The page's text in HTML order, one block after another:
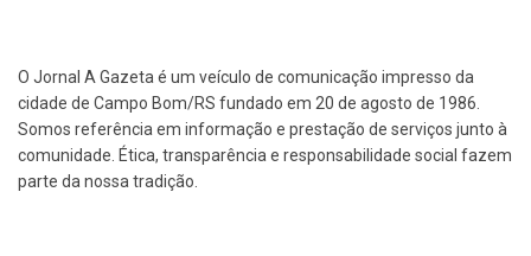
O Jornal A Gazeta é um veículo de comunicação impresso da
cidade de Campo Bom/RS fundado em 20 de agosto de 1986.
Somos referência em informação e prestação de serviços junto à
comunidade. Ética, transparência e responsabilidade social fazem
parte da nossa tradição.